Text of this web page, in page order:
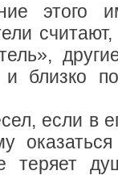
этого
и близко
если в
оказаться
теряет